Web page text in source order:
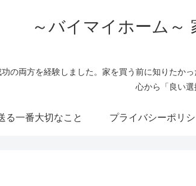
～バイマイホーム～
の両方を経験しました。家を買う前に知りたか
心から「良い選
る一番大切なこと プライバシーポリ